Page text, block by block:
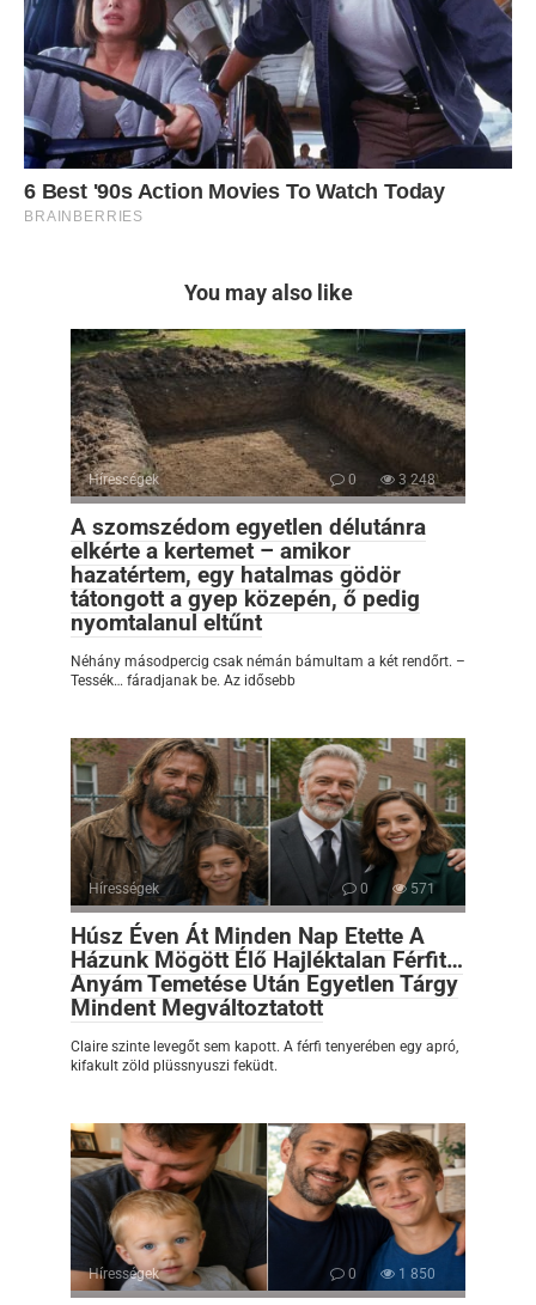
You may also like
Hírességek 0 3 248
A szomszédom egyetlen délutánra
elkérte a kertemet – amikor
hazatértem, egy hatalmas gödör
tátongott a gyep közepén, ő pedig
nyomtalanul eltűnt
Néhány másodpercig csak némán bámultam a két rendőrt. –
Tessék… fáradjanak be. Az idősebb
Hírességek 0 571
Húsz Éven Át Minden Nap Etette A
Házunk Mögött Élő Hajléktalan Férfit…
Anyám Temetése Után Egyetlen Tárgy
Mindent Megváltoztatott
Claire szinte levegőt sem kapott. A férfi tenyerében egy apró,
kifakult zöld plüssnyuszi feküdt.
Hírességek 0 1 850